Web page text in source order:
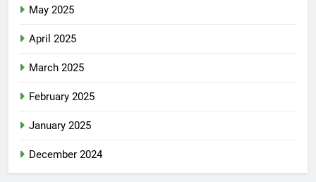
May 2025
April 2025
March 2025
February 2025
January 2025
December 2024